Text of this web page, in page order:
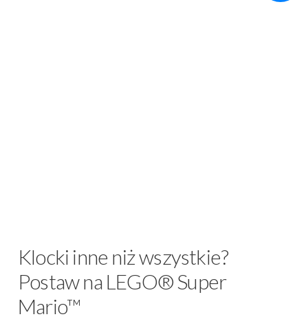
Klocki inne niż wszystkie?
Postaw na LEGO® Super
Mario™